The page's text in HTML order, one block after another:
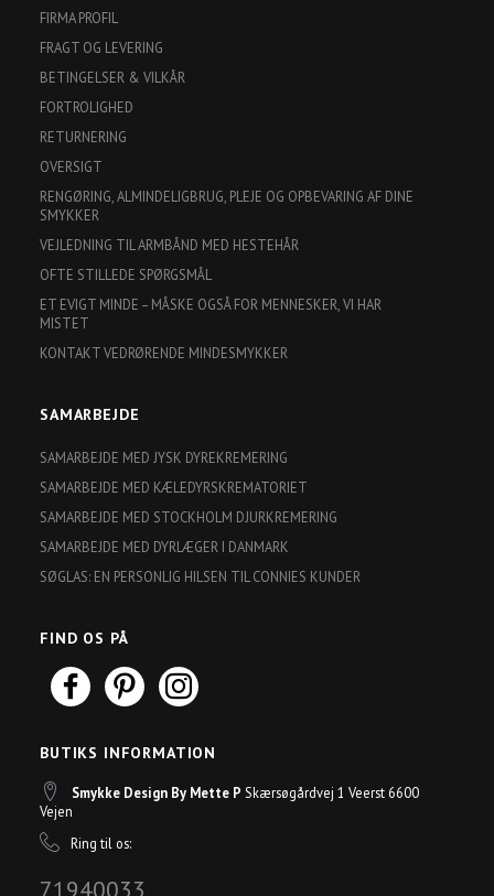
FIRMA PROFIL
FRAGT OG LEVERING
BETINGELSER & VILKÅR
FORTROLIGHED
RETURNERING
OVERSIGT
RENGØRING, ALMINDELIGBRUG, PLEJE OG OPBEVARING AF DINE
SMYKKER
VEJLEDNING TIL ARMBÅND MED HESTEHÅR
OFTE STILLEDE SPØRGSMÅL
ET EVIGT MINDE – MÅSKE OGSÅ FOR MENNESKER, VI HAR
MISTET
KONTAKT VEDRØRENDE MINDESMYKKER
SAMARBEJDE
SAMARBEJDE MED JYSK DYREKREMERING
SAMARBEJDE MED KÆLEDYRSKREMATORIET
SAMARBEJDE MED STOCKHOLM DJURKREMERING
SAMARBEJDE MED DYRLÆGER I DANMARK
SØGLAS: EN PERSONLIG HILSEN TIL CONNIES KUNDER
FIND OS PÅ
BUTIKS INFORMATION
Smykke Design By Mette P Skærsøgårdvej 1 Veerst 6600
Vejen
Ring til os:
71940033